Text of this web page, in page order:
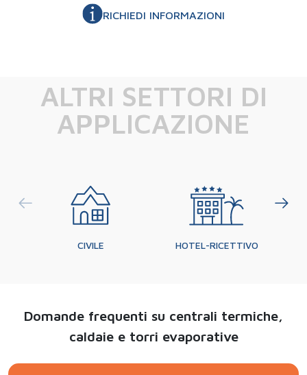
RICHIEDI INFORMAZIONI
ALTRI SETTORI DI
APPLICAZIONE
CIVILE HOTEL-RICETTIVO
Domande frequenti su centrali termiche,
caldaie e torri evaporative